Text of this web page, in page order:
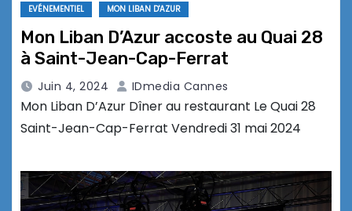
EVÉNEMENTIEL MON LIBAN D'AZUR
Mon Liban D’Azur accoste au Quai 28
à Saint-Jean-Cap-Ferrat
Juin 4, 2024 IDmedia Cannes
Mon Liban D’Azur Dîner au restaurant Le Quai 28
Saint-Jean-Cap-Ferrat Vendredi 31 mai 2024